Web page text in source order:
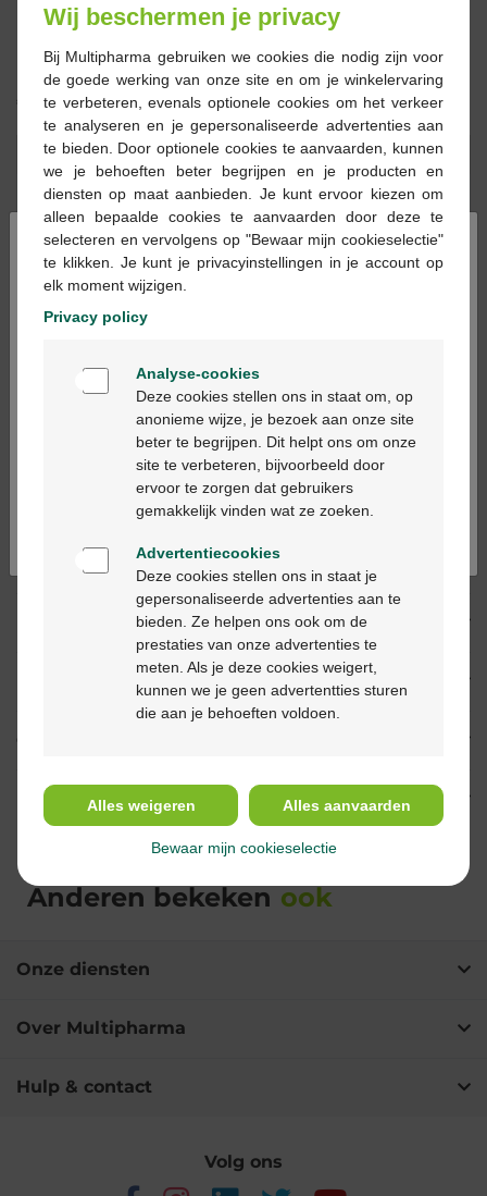
€ 18,50
Bestellen Reserveren
Voorraad uitgeput
Op werkdagen vóór 12u besteld, binnen 2
werkdagen geleverd
levering in je Multipharma apotheek
levering thuis vanaf €55
Klantendienst
via chat of contactformulier
Productbeschrijving
Eigenschappen
Ingrediënten
Anderen bekeken ook
Onze diensten
Over Multipharma
Hulp & contact
Volg ons
×
Bienvenue
Ga verder in het nederlands
Continuez en français
Wij beschermen je privacy
Bij Multipharma gebruiken we cookies die nodig zijn voor
de goede werking van onze site en om je winkelervaring
te verbeteren, evenals optionele cookies om het verkeer
te analyseren en je gepersonaliseerde advertenties aan
te bieden. Door optionele cookies te aanvaarden, kunnen
we je behoeften beter begrijpen en je producten en
diensten op maat aanbieden. Je kunt ervoor kiezen om
alleen bepaalde cookies te aanvaarden door deze te
selecteren en vervolgens op "Bewaar mijn cookieselectie"
te klikken. Je kunt je privacyinstellingen in je account op
elk moment wijzigen.
Privacy policy
Analyse-cookies
Deze cookies stellen ons in staat om, op
anonieme wijze, je bezoek aan onze site
beter te begrijpen. Dit helpt ons om onze
site te verbeteren, bijvoorbeeld door
ervoor te zorgen dat gebruikers
gemakkelijk vinden wat ze zoeken.
Advertentiecookies
Deze cookies stellen ons in staat je
gepersonaliseerde advertenties aan te
bieden. Ze helpen ons ook om de
prestaties van onze advertenties te
meten. Als je deze cookies weigert,
kunnen we je geen advertentties sturen
die aan je behoeften voldoen.
Alles weigeren Alles aanvaarden
Bewaar mijn cookieselectie